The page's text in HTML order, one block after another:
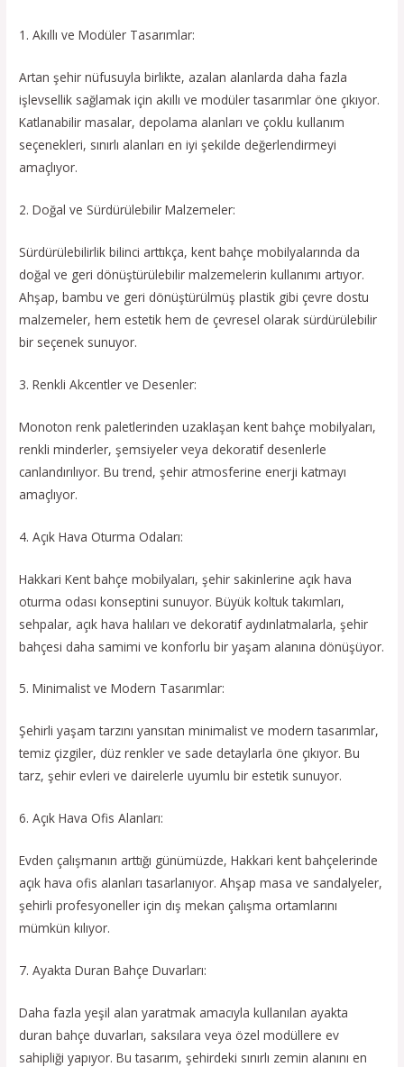
1. Akıllı ve Modüler Tasarımlar:
Artan şehir nüfusuyla birlikte, azalan alanlarda daha fazla
işlevsellik sağlamak için akıllı ve modüler tasarımlar öne çıkıyor.
Katlanabilir masalar, depolama alanları ve çoklu kullanım
seçenekleri, sınırlı alanları en iyi şekilde değerlendirmeyi
amaçlıyor.
2. Doğal ve Sürdürülebilir Malzemeler:
Sürdürülebilirlik bilinci arttıkça, kent bahçe mobilyalarında da
doğal ve geri dönüştürülebilir malzemelerin kullanımı artıyor.
Ahşap, bambu ve geri dönüştürülmüş plastik gibi çevre dostu
malzemeler, hem estetik hem de çevresel olarak sürdürülebilir
bir seçenek sunuyor.
3. Renkli Akcentler ve Desenler:
Monoton renk paletlerinden uzaklaşan kent bahçe mobilyaları,
renkli minderler, şemsiyeler veya dekoratif desenlerle
canlandırılıyor. Bu trend, şehir atmosferine enerji katmayı
amaçlıyor.
4. Açık Hava Oturma Odaları:
Hakkari Kent bahçe mobilyaları, şehir sakinlerine açık hava
oturma odası konseptini sunuyor. Büyük koltuk takımları,
sehpalar, açık hava halıları ve dekoratif aydınlatmalarla, şehir
bahçesi daha samimi ve konforlu bir yaşam alanına dönüşüyor.
5. Minimalist ve Modern Tasarımlar:
Şehirli yaşam tarzını yansıtan minimalist ve modern tasarımlar,
temiz çizgiler, düz renkler ve sade detaylarla öne çıkıyor. Bu
tarz, şehir evleri ve dairelerle uyumlu bir estetik sunuyor.
6. Açık Hava Ofis Alanları:
Evden çalışmanın arttığı günümüzde, Hakkari kent bahçelerinde
açık hava ofis alanları tasarlanıyor. Ahşap masa ve sandalyeler,
şehirli profesyoneller için dış mekan çalışma ortamlarını
mümkün kılıyor.
7. Ayakta Duran Bahçe Duvarları:
Daha fazla yeşil alan yaratmak amacıyla kullanılan ayakta
duran bahçe duvarları, saksılara veya özel modüllere ev
sahipliği yapıyor. Bu tasarım, şehirdeki sınırlı zemin alanını en